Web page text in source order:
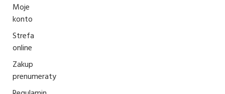
Moje
konto
Strefa
online
Zakup
prenumeraty